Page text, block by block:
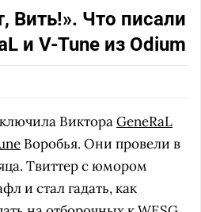
Вить!». Что писали
и V-Tune из Odium
ВиктораGeneRaL
Воробья. Они провели в
Твиттер с юмором
и стал гадать, как